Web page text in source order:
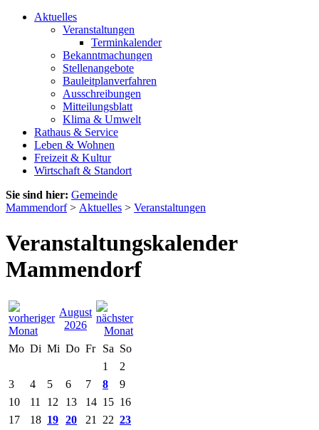
Aktuelles
Veranstaltungen
Terminkalender
Bekanntmachungen
Stellenangebote
Bauleitplanverfahren
Ausschreibungen
Mitteilungsblatt
Klima & Umwelt
Rathaus & Service
Leben & Wohnen
Freizeit & Kultur
Wirtschaft & Standort
Sie sind hier: Gemeinde
Mammendorf> Aktuelles > Veranstaltungen
Veranstaltungskalender
Mammendorf
August
2026
Mo Di Mi Do Fr Sa So
1
2
3
4 5 6 7 8
9
10
11 12 13 14 15 16
17
18 19 20 21 22 23